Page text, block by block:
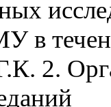
в
2.